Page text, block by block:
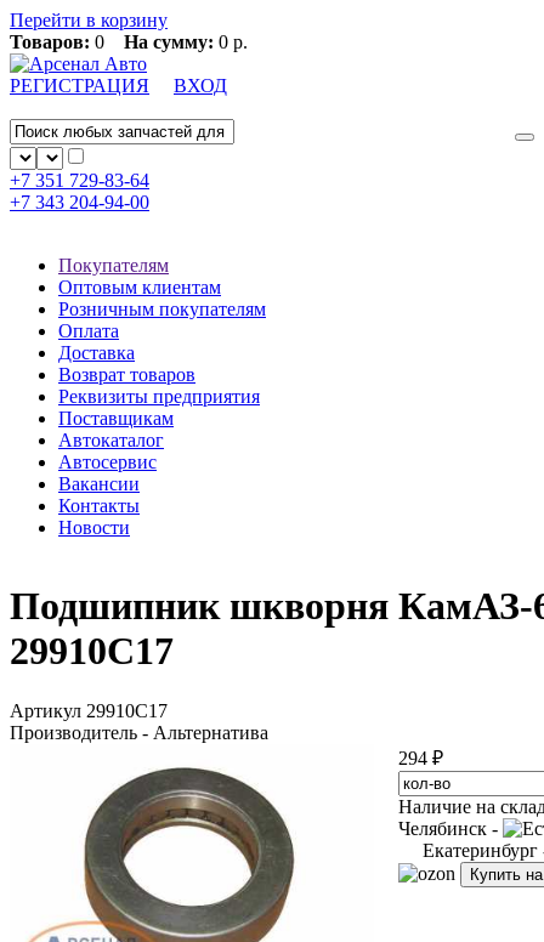
Перейти в корзину
Товаров: 0 На сумму: 0 р.
РЕГИСТРАЦИЯ ВХОД
+7 351 729-83-64
+7 343 204-94-00
Покупателям
Оптовым клиентам
Розничным покупателям
Оплата
Доставка
Возврат товаров
Реквизиты предприятия
Поставщикам
Автокаталог
Автосервис
Вакансии
Контакты
Новости
Подшипник шкворня КамАЗ-
29910С17
Артикул 29910С17
Производитель - Альтернатива
294 ₽
Наличие на
Челябинск -
Купить